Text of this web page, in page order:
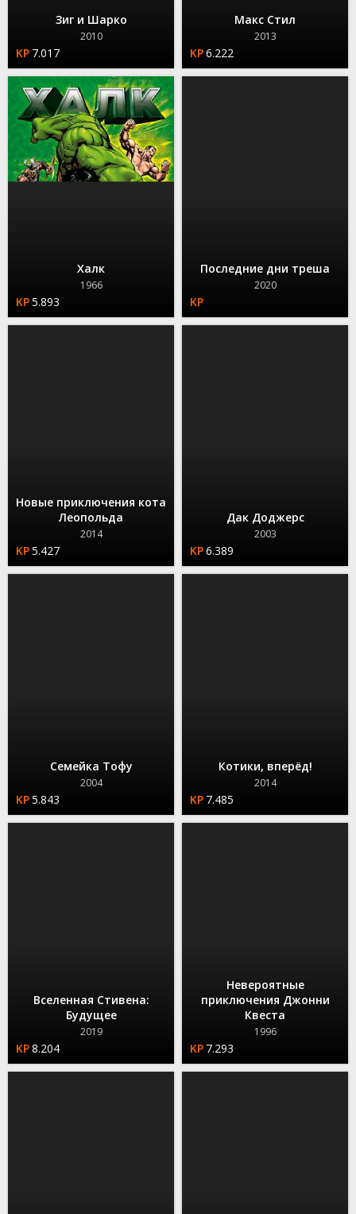
Зиг и Шарко
2010
7.017
Макс Стил
2013
6.222
Халк
1966
5.893
Последние дни треша
2020
Новые приключения кота
Леопольда
2014
5.427
Дак Доджерс
2003
6.389
Семейка Тофу
2004
5.843
Котики, вперёд!
2014
7.485
Вселенная Стивена:
Будущее
2019
8.204
Невероятные
приключения Джонни
Квеста
1996
7.293